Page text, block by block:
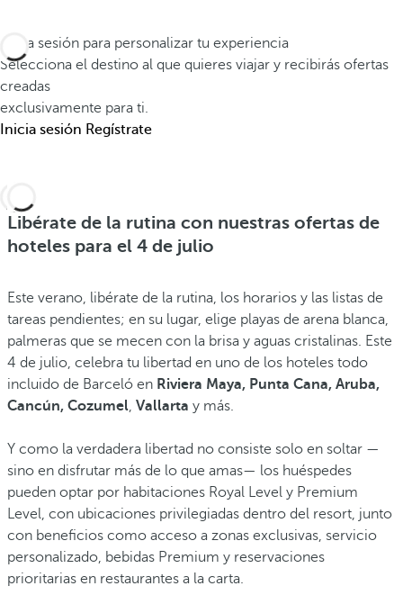
Inicia sesión para personalizar tu experiencia
Selecciona el destino al que quieres viajar y recibirás ofertas
creadas
exclusivamente para ti.
Inicia sesión Regístrate
Libérate de la rutina con nuestras ofertas de
hoteles para el 4 de julio
Este verano, libérate de la rutina, los horarios y las listas de
tareas pendientes; en su lugar, elige playas de arena blanca,
palmeras que se mecen con la brisa y aguas cristalinas. Este
4 de julio, celebra tu libertad en uno de los hoteles todo
incluido de Barceló en Riviera Maya, Punta Cana, Aruba,
Cancún, Cozumel, Vallarta y más.
Y como la verdadera libertad no consiste solo en soltar —
sino en disfrutar más de lo que amas— los huéspedes
pueden optar por habitaciones Royal Level y Premium
Level, con ubicaciones privilegiadas dentro del resort, junto
con beneficios como acceso a zonas exclusivas, servicio
personalizado, bebidas Premium y reservaciones
prioritarias en restaurantes a la carta.